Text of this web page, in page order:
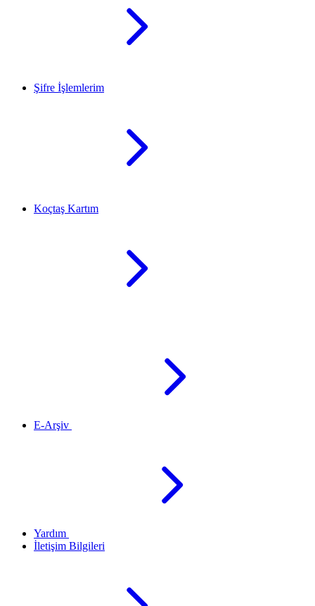
Şifre İşlemlerim
Koçtaş Kartım
E-Arşiv
Yardım
İletişim Bilgileri